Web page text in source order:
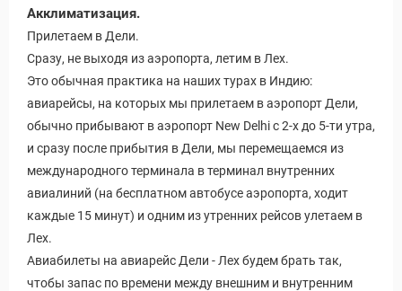
Путеводитель по
Акклиматизация.
Прилетаем в Дели.
Сразу, не выходя из аэропорта, летим в Лех.
Это обычная практика на наших турах в Индию:
авиарейсы, на которых мы прилетаем в аэропорт Дели,
обычно прибывают в аэропорт New Delhi с 2-х до 5-ти утра,
и сразу после прибытия в Дели, мы перемещаемся из
международного терминала в терминал внутренних
авиалиний (на бесплатном автобусе аэропорта, ходит
каждые 15 минут) и одним из утренних рейсов улетаем в
Лех.
Авиабилеты на авиарейс Дели - Лех будем брать так,
чтобы запас по времени между внешним и внутренним